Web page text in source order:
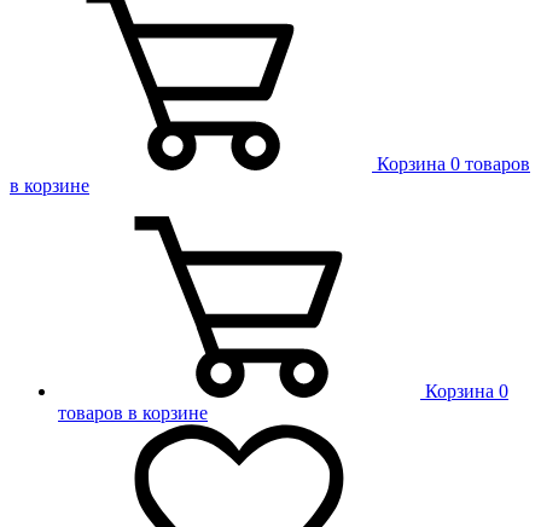
Корзина 0 товаров
в корзине
Корзина 0
товаров в корзине